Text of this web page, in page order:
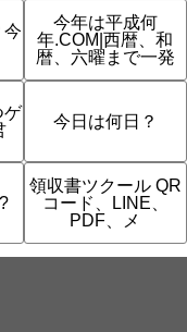
今
今年は平成何
年.COM|西暦、和
暦、六曜まで一発
ゲ
今日は何日？
領収書ツクール QR
コード、LINE、
PDF、メ